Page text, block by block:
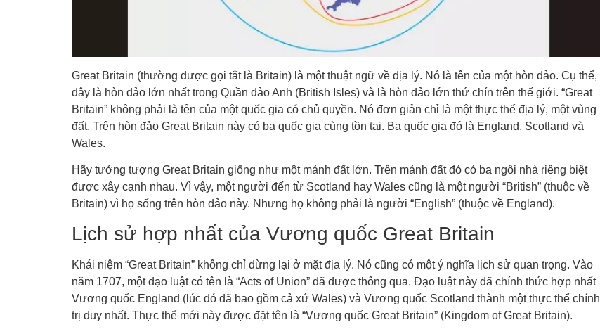
Great Britain (thường được gọi tắt là Britain) là một thuật ngữ về địa lý. Nó là tên của một hòn đảo. Cụ thể,
đây là hòn đảo lớn nhất trong Quần đảo Anh (British Isles) và là hòn đảo lớn thứ chín trên thế giới. “Great
Britain” không phải là tên của một quốc gia có chủ quyền. Nó đơn giản chỉ là một thực thể địa lý, một vùng
đất. Trên hòn đảo Great Britain này có ba quốc gia cùng tồn tại. Ba quốc gia đó là England, Scotland và
Wales.
Hãy tưởng tượng Great Britain giống như một mảnh đất lớn. Trên mảnh đất đó có ba ngôi nhà riêng biệt
được xây cạnh nhau. Vì vậy, một người đến từ Scotland hay Wales cũng là một người “British” (thuộc về
Britain) vì họ sống trên hòn đảo này. Nhưng họ không phải là người “English” (thuộc về England).
Lịch sử hợp nhất của Vương quốc Great Britain
Khái niệm “Great Britain” không chỉ dừng lại ở mặt địa lý. Nó cũng có một ý nghĩa lịch sử quan trọng. Vào
năm 1707, một đạo luật có tên là “Acts of Union” đã được thông qua. Đạo luật này đã chính thức hợp nhất
Vương quốc England (lúc đó đã bao gồm cả xứ Wales) và Vương quốc Scotland thành một thực thể chính
trị duy nhất. Thực thể mới này được đặt tên là “Vương quốc Great Britain” (Kingdom of Great Britain).